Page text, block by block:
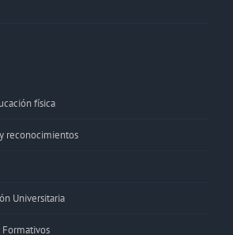
física
reconocimientos
Universitaria
Formativos